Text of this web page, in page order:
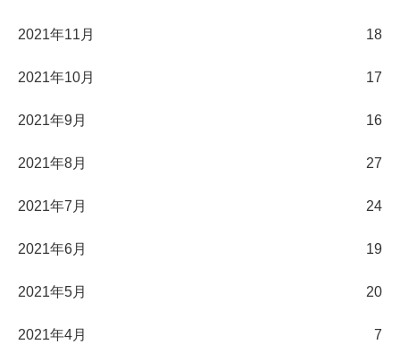
2021年11月 18
2021年10月 17
2021年9月 16
2021年8月 27
2021年7月 24
2021年6月 19
2021年5月 20
2021年4月 7